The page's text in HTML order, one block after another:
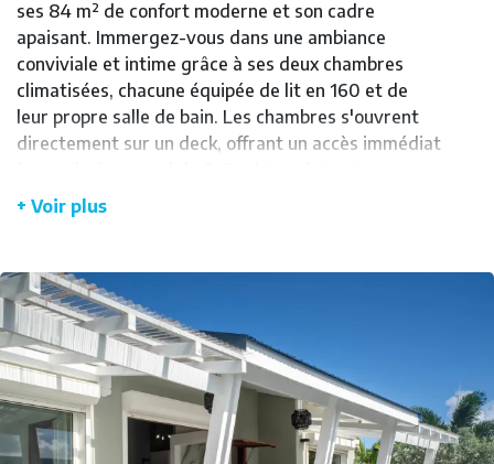
ses 84 m² de confort moderne et son cadre
apaisant. Immergez-vous dans une ambiance
conviviale et intime grâce à ses deux chambres
climatisées, chacune équipée de lit en 160 et de
leur propre salle de bain. Les chambres s'ouvrent
directement sur un deck, offrant un accès immédiat
aucun vis-à-vis.
pergola de 16 m², en savourant un délicieux repas
préparé dans la cuisine entièrement équipée. La
convivialité est le maître mot, avec une grande
table extérieure pour 6 personnes, idéale pour vos
soirées entre amis ou en famille. La villa dispose
aussi de toilettes séparées pour les invités.
Autonome en eau avec une réserve type citerne, la
villa vous assure tranquillité et confort en toutes
+ Voir plus